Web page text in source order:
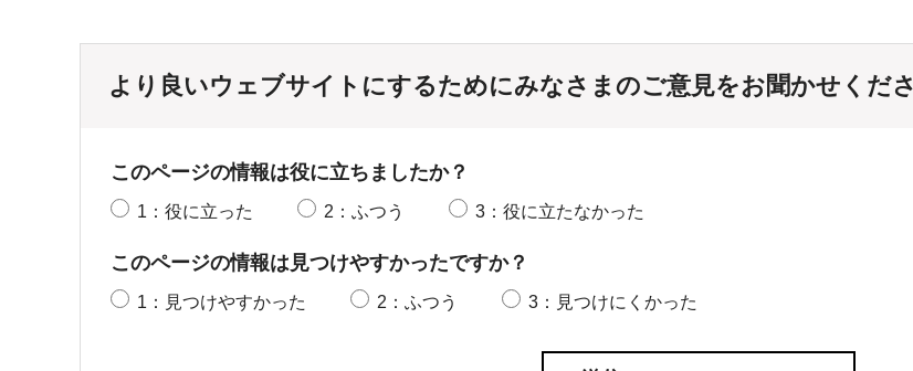
より良いウェブサイトにするためにみなさまのご意見をお聞かせくだ
このページの情報は役に立ちましたか？
1：役に立った 2：ふつう 3：役に立たなかった
このページの情報は見つけやすかったですか？
1：見つけやすかった 2：ふつう 3：見つけにくかった